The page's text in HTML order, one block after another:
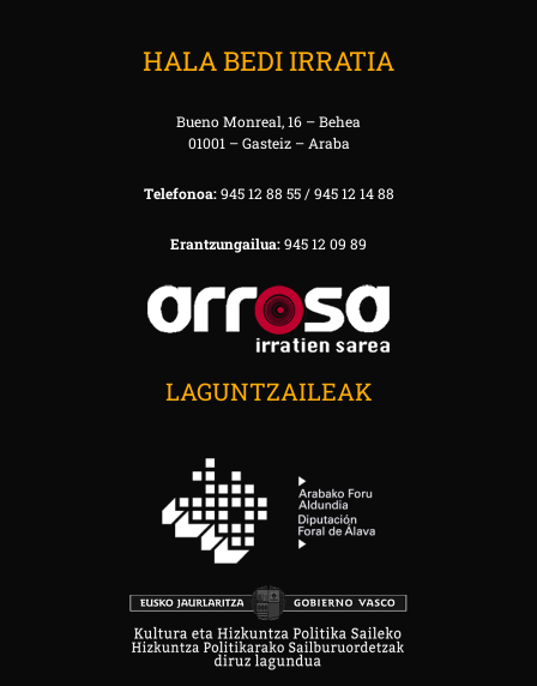
HALA BEDI IRRATIA
Bueno Monreal, 16 – Behea
01001 – Gasteiz – Araba
Telefonoa:945 12 88 55 / 945 12 14 88
Erantzungailua:945 12 09 89
LAGUNTZAILEAK